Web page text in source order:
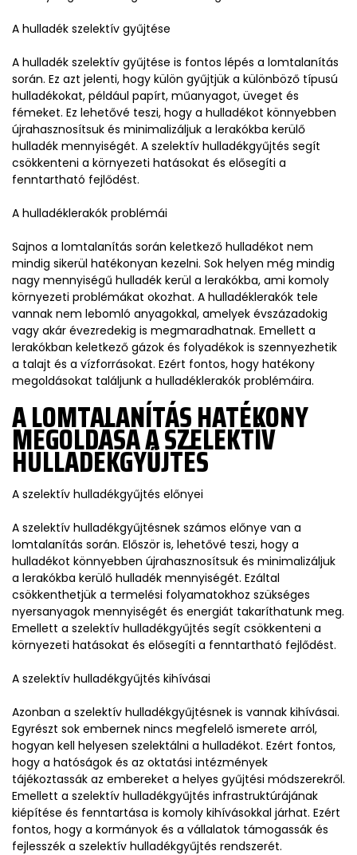
A hulladék szelektív gyűjtése
A hulladék szelektív gyűjtése is fontos lépés a lomtalanítás
során. Ez azt jelenti, hogy külön gyűjtjük a különböző típusú
hulladékokat, például papírt, műanyagot, üveget és
fémeket. Ez lehetővé teszi, hogy a hulladékot könnyebben
újrahasznosítsuk és minimalizáljuk a lerakókba kerülő
hulladék mennyiségét. A szelektív hulladékgyűjtés segít
csökkenteni a környezeti hatásokat és elősegíti a
fenntartható fejlődést.
A hulladéklerakók problémái
Sajnos a lomtalanítás során keletkező hulladékot nem
mindig sikerül hatékonyan kezelni. Sok helyen még mindig
nagy mennyiségű hulladék kerül a lerakókba, ami komoly
környezeti problémákat okozhat. A hulladéklerakók tele
vannak nem lebomló anyagokkal, amelyek évszázadokig
vagy akár évezredekig is megmaradhatnak. Emellett a
lerakókban keletkező gázok és folyadékok is szennyezhetik
a talajt és a vízforrásokat. Ezért fontos, hogy hatékony
megoldásokat találjunk a hulladéklerakók problémáira.
A LOMTALANÍTÁS HATÉKONY
MEGOLDÁSA A SZELEKTÍV
HULLADÉKGYŰJTÉS
A szelektív hulladékgyűjtés előnyei
A szelektív hulladékgyűjtésnek számos előnye van a
lomtalanítás során. Először is, lehetővé teszi, hogy a
hulladékot könnyebben újrahasznosítsuk és minimalizáljuk
a lerakókba kerülő hulladék mennyiségét. Ezáltal
csökkenthetjük a termelési folyamatokhoz szükséges
nyersanyagok mennyiségét és energiát takaríthatunk meg.
Emellett a szelektív hulladékgyűjtés segít csökkenteni a
környezeti hatásokat és elősegíti a fenntartható fejlődést.
A szelektív hulladékgyűjtés kihívásai
Azonban a szelektív hulladékgyűjtésnek is vannak kihívásai.
Egyrészt sok embernek nincs megfelelő ismerete arról,
hogyan kell helyesen szelektálni a hulladékot. Ezért fontos,
hogy a hatóságok és az oktatási intézmények
tájékoztassák az embereket a helyes gyűjtési módszerekről.
Emellett a szelektív hulladékgyűjtés infrastruktúrájának
kiépítése és fenntartása is komoly kihívásokkal járhat. Ezért
fontos, hogy a kormányok és a vállalatok támogassák és
fejlesszék a szelektív hulladékgyűjtés rendszerét.